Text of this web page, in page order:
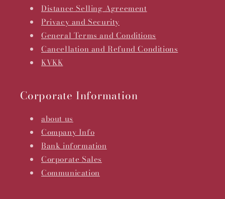
Distance Selling Agreement
Privacy and Security
General Terms and Conditions
Cancellation and Refund Conditions
KVKK
Corporate Information
about us
Company Info
Bank information
Corporate Sales
Communication